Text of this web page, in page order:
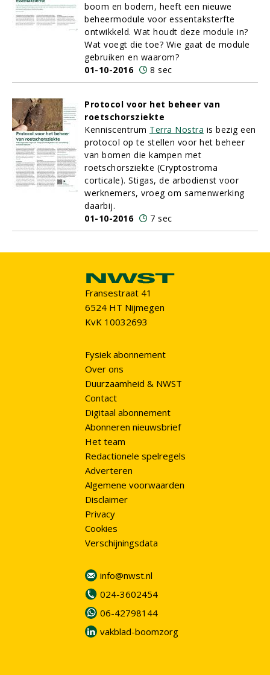
boom en bodem, heeft een nieuwe
beheermodule voor essentaksterfte
ontwikkeld. Wat houdt deze module in?
Wat voegt die toe? Wie gaat de module
gebruiken en waarom?
01-10-2016
8 sec
Protocol voor het beheer van
roetschorsziekte
Kenniscentrum Terra Nostra is bezig een
protocol op te stellen voor het beheer
van bomen die kampen met
roetschorsziekte (Cryptostroma
corticale). Stigas, de arbodienst voor
werknemers, vroeg om samenwerking
daarbij.
01-10-2016
7 sec
Fransestraat 41
6524 HT Nijmegen
KvK 10032693
Fysiek abonnement
Over ons
Duurzaamheid & NWST
Contact
Digitaal abonnement
Abonneren nieuwsbrief
Het team
Redactionele spelregels
Adverteren
Algemene voorwaarden
Disclaimer
Privacy
Cookies
Verschijningsdata
info@nwst.nl
024-3602454
06-42798144
vakblad-boomzorg